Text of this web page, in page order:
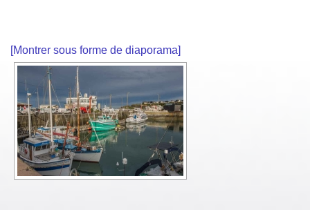
[Montrer sous forme de diaporama]